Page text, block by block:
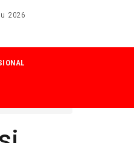
2026